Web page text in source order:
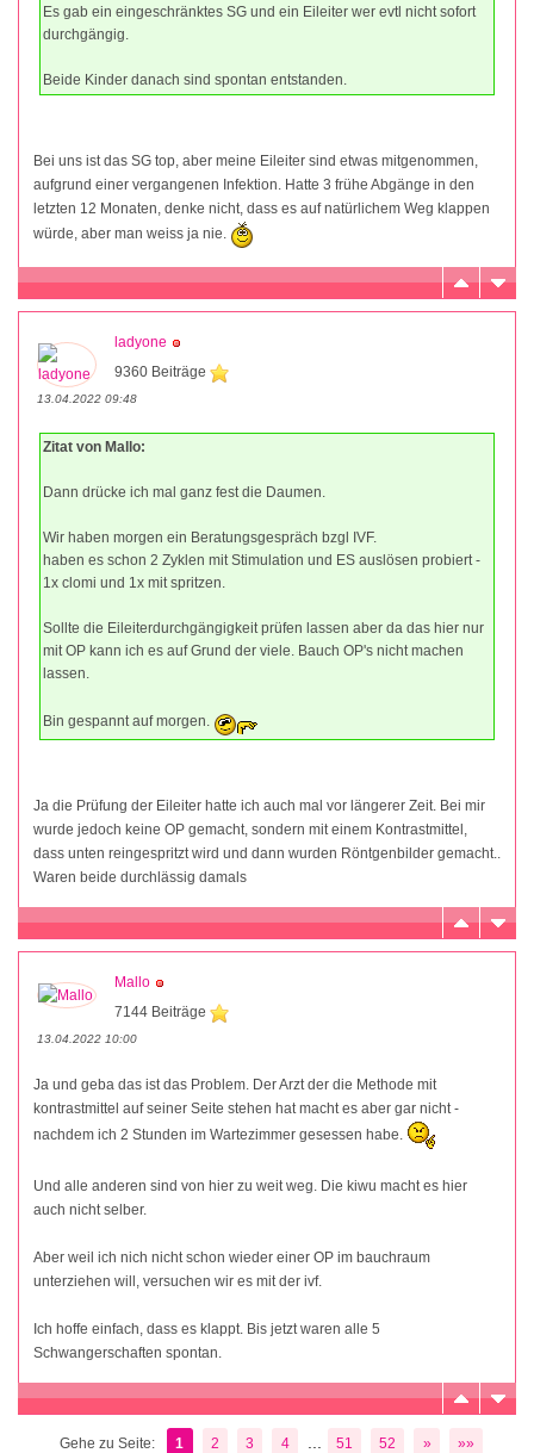
Es gab ein eingeschränktes SG und ein Eileiter wer evtl nicht sofort
durchgängig.
Beide Kinder danach sind spontan entstanden.
Bei uns ist das SG top, aber meine Eileiter sind etwas mitgenommen,
aufgrund einer vergangenen Infektion. Hatte 3 frühe Abgänge in den
letzten 12 Monaten, denke nicht, dass es auf natürlichem Weg klappen
würde, aber man weiss ja nie.
ladyone
9360 Beiträge
13.04.2022 09:48
Zitat von Mallo:
Dann drücke ich mal ganz fest die Daumen.
Wir haben morgen ein Beratungsgespräch bzgl IVF.
haben es schon 2 Zyklen mit Stimulation und ES auslösen probiert -
1x clomi und 1x mit spritzen.
Sollte die Eileiterdurchgängigkeit prüfen lassen aber da das hier nur
mit OP kann ich es auf Grund der viele. Bauch OP's nicht machen
lassen.
Bin gespannt auf morgen.
Ja die Prüfung der Eileiter hatte ich auch mal vor längerer Zeit. Bei mir
wurde jedoch keine OP gemacht, sondern mit einem Kontrastmittel,
dass unten reingespritzt wird und dann wurden Röntgenbilder gemacht..
Waren beide durchlässig damals
Mallo
7144 Beiträge
13.04.2022 10:00
Ja und geba das ist das Problem. Der Arzt der die Methode mit
kontrastmittel auf seiner Seite stehen hat macht es aber gar nicht -
nachdem ich 2 Stunden im Wartezimmer gesessen habe.
Und alle anderen sind von hier zu weit weg. Die kiwu macht es hier
auch nicht selber.
Aber weil ich nich nicht schon wieder einer OP im bauchraum
unterziehen will, versuchen wir es mit der ivf.
Ich hoffe einfach, dass es klappt. Bis jetzt waren alle 5
Schwangerschaften spontan.
Gehe zu Seite: 1 2 3 4 51 52 » »»